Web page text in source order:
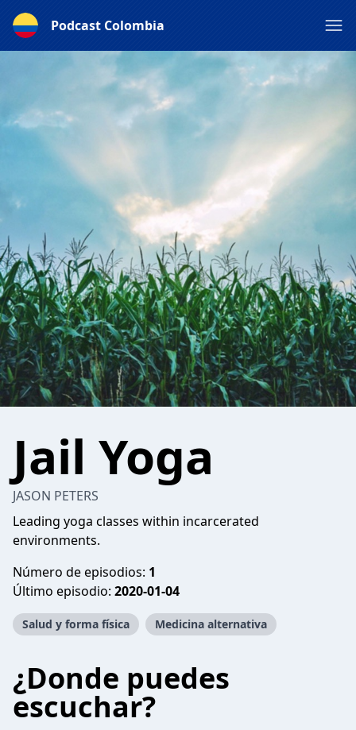
Podcast Colombia
Jail Yoga
JASON PETERS
Leading yoga classes within incarcerated
environments.
Número de episodios: 1
Último episodio: 2020-01-04
Salud y forma física Medicina alternativa
¿Donde puedes
escuchar?